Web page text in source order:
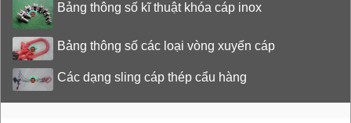
Bảng thông số kĩ thuật khóa cáp inox
Bảng thông số các loại vòng xuyến cáp
Các dạng sling cáp thép cẩu hàng